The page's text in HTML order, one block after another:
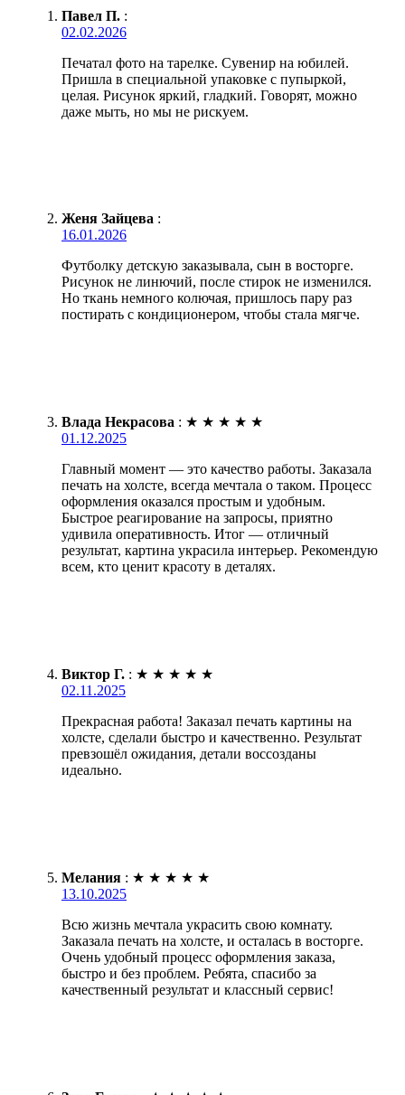
Павел П. :
02.02.2026
Печатал фото на тарелке. Сувенир на юбилей.
Пришла в специальной упаковке с пупыркой,
целая. Рисунок яркий, гладкий. Говорят, можно
даже мыть, но мы не рискуем.
Женя Зайцева :
16.01.2026
Футболку детскую заказывала, сын в восторге.
Рисунок не линючий, после стирок не изменился.
Но ткань немного колючая, пришлось пару раз
постирать с кондиционером, чтобы стала мягче.
Влада Некрасова : ★ ★ ★ ★ ★
01.12.2025
Главный момент — это качество работы. Заказала
печать на холсте, всегда мечтала о таком. Процесс
оформления оказался простым и удобным.
Быстрое реагирование на запросы, приятно
удивила оперативность. Итог — отличный
результат, картина украсила интерьер. Рекомендую
всем, кто ценит красоту в деталях.
Виктор Г. : ★ ★ ★ ★ ★
02.11.2025
Прекрасная работа! Заказал печать картины на
холсте, сделали быстро и качественно. Результат
превзошёл ожидания, детали воссозданы
идеально.
Мелания : ★ ★ ★ ★ ★
13.10.2025
Всю жизнь мечтала украсить свою комнату.
Заказала печать на холсте, и осталась в восторге.
Очень удобный процесс оформления заказа,
быстро и без проблем. Ребята, спасибо за
качественный результат и классный сервис!